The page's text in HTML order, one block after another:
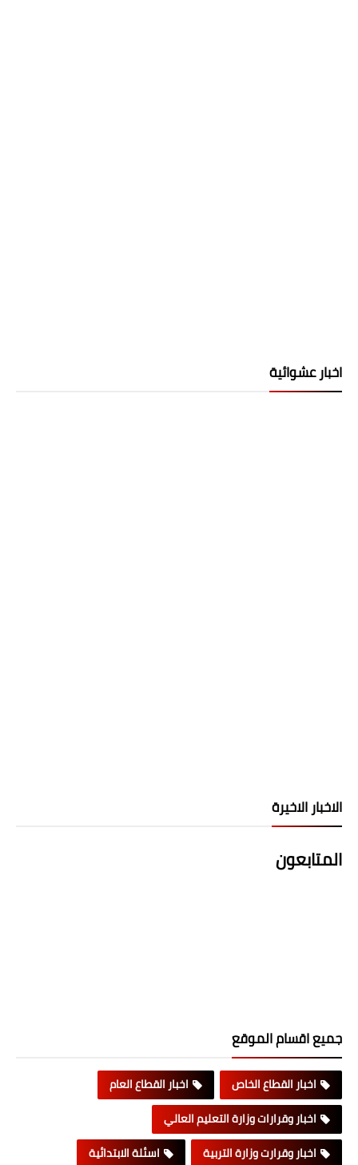
اخبار عشوائية
الاخبار الاخيرة
المتابعون
جميع اقسام الموقع
اخبار القطاع الخاص
اخبار القطاع العام
اخبار وقرارات وزارة التعليم العالي
اخبار وقرارت وزارة التربية
اسئلة الابتدائية